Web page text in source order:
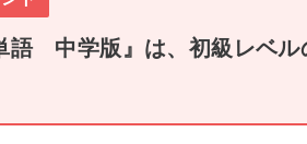
語 中学版』は、初級レベ